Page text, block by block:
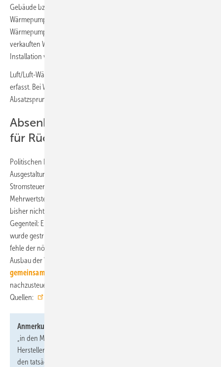
Gebäude bzw. Gebäude mit höherem Wärmebedarf über
Wärmepumpen versorgt werden. Dabei kommen häufig auch
Wärmepumpen-Kaskaden zum Einsatz, sodass die Anzahl der
verkauften Wärmepumpen nicht mit der (meistens zeitversetzten)
Installation von Wärmepumpenanlagen übereinstimmt.
Luft/Luft-Wärmepumpen werden in der BWP-BDH-Absatzstatistik nicht
erfasst. Bei Warmwasser-Wärmepumpen gab es 2023 einen kräftigen
Absatzsprung auf 82 500 Geräte (+ 81 % gegenüber 2022).
Absenkung des Strompreises würde
für Rückenwind sorgen
Politischen Handlungsbedarf sehen BDH und BWP bei der
Ausgestaltung des Strompreises. Der Forderung der Verbände, die
Stromsteuer auf das europarechtliche Minimum zu senken sowie den
Mehrwertsteuersatz auf 7 % abzusenken, ist die Bundesregierung
bisher nicht mit einer Gesetzesinitiative nachgekommen. Im
Gegenteil: Eine schon angekündigte Entlastung bei den Netzentgelten
wurde gestrichen und somit eine weitere Hürde aufgebaut. Damit
fehle der nötige Rückenwind auf der Betriebskostenseite, um den
Ausbau der Wärmepumpe zusätzlich zu flankieren.
gemeinsamen Papier
nachzusteuern. ■
Quellen:
Anmerkung zu den Zahlen:
„in den Markt gebracht“ über detaillierte Meldungen der
Hersteller quasi das Verlassen des Werksgeländes und eilt damit
den tatsächlichen Installation voraus. Auch wenn sich der